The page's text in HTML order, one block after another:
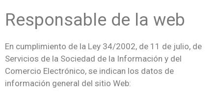
Responsable de la web
En cumplimiento de la Ley 34/2002, de 11 de julio, de
Servicios de la Sociedad de la Información y del
Comercio Electrónico, se indican los datos de
información general del sitio Web: